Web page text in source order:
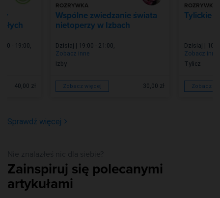
- 19:00,
40,00 zł
ROZRYWKA
Wspólne zwiedzanie świata
nietoperzy w Izbach
Dzisiaj | 19:00 - 21:00,
Zobacz inne
Izby
Zobacz więcej 30,00 zł
ROZRYWKA
Tylickie
Dzisiaj |
Zobacz inne
Tylicz
Zobacz
Sprawdź więcej
Zainspiruj się polecanymi
artykułami